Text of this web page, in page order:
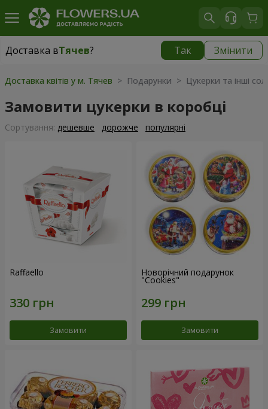
Доставка вТячев? Так Змінити
Доставка вТячев|
Доставка квітів у м. Тячев > Подарунки > Цукерки та інші
Замовити цукерки в коробці
Сортування: дешевше дорожче популярні
Raffaello
Замовити
Новорічний подарунок
"Cookies"
Замовити